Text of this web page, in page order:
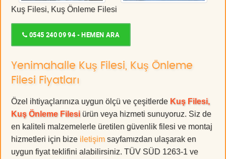
Kuş Filesi, Kuş Önleme Filesi
0545 240 09 94 - HEMEN ARA
Yenimahalle Kuş Filesi, Kuş Önleme
Filesi Fiyatları
Özel ihtiyaçlarınıza uygun ölçü ve çeşitlerde Kuş Filesi,
Kuş Önleme Filesi ürün veya hizmeti sunuyoruz. Siz de
en kaliteli malzemelerle üretilen güvenlik filesi ve montaj
hizmetleri için bize iletişim sayfamızdan ulaşarak en
uygun fiyat teklifini alabilirsiniz. TÜV SÜD 1263-1 ve